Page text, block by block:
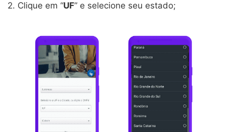
2. Clique em “UF” e selecione seu estado;